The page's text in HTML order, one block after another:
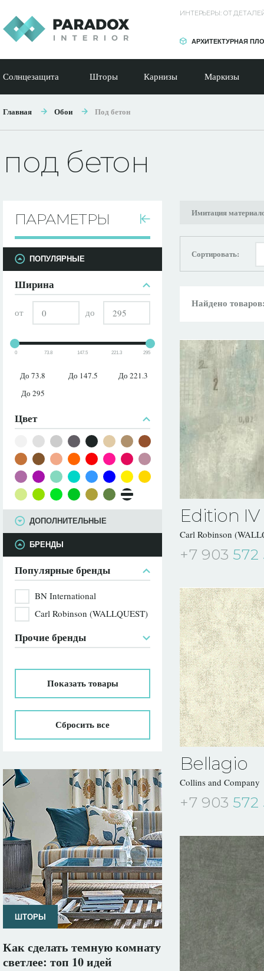
ИНТЕРЬЕРЫ: ОТ
АРХИТЕКТУРНАЯ
Солнцезащита Шторы Карнизы Маркизы
Главная Обои Под бетон
под бетон
ПАРАМЕТРЫ
ПАРАМЕТРЫ
ПОПУЛЯРНЫЕ
Ширина
от до
0 73.8 147.5 221.3 295
До 73.8 До 147.5
До 221.3
До 295
Цвет
ДОПОЛНИТЕЛЬНЫЕ
БРЕНДЫ
Популярные бренды
BN International
Carl Robinson (WALLQUEST)
Прочие бренды
Показатьтовары
Сбросить все
ШТОРЫ
Как сделать темную комнату
светлее: топ 10 идей
Имитация
Сортировать:
Найдено
Edition IV
Carl Robinson
+7 903 572
Bellagio
Collins and Company
+7 903 572